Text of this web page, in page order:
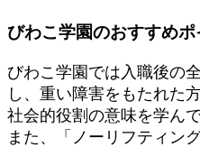
びわこ学園のおすすめポ
びわこ学園では入職後の
し、重い障害をもたれた
社会的役割の意味を学ん
また、「ノーリフティン